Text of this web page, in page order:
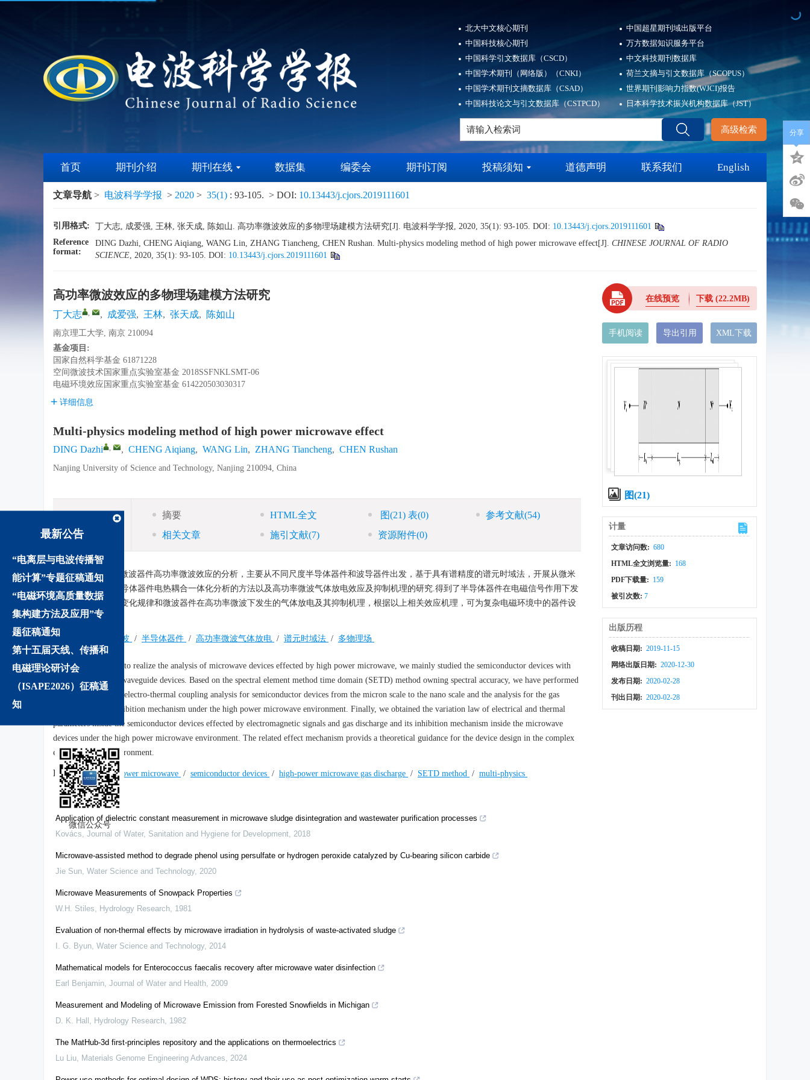
北大中文核心期刊
中国科技核心期刊
中国科学引文数据库（CSCD）
中国学术期刊（网络版）（CNKI）
中国学术期刊文摘数据库（CSAD）
中国科技论文与引文数据库（CSTPCD）
中国超星期刊域出版平台
万方数据知识服务平台
中文科技期刊数据库
荷兰文摘与引文数据库（SCOPUS）
世界期刊影响力指数(WJCI)报告
日本科学技术振兴机构数据库（JST）
高级检索
首页 期刊介绍 期刊在线 数据集 编委会 期刊订阅 投稿须知 道德声明 联系我们 English
最新公告
“电离层与电波传播智
能计算”专题征稿通知
“电磁环境高质量数据
集构建方法及应用”专
题征稿通知
第十五届天线、传播和
电磁理论研讨会
（ISAPE2026）征稿通
知
微信公众号
文章导航 > 电波科学学报 > 2020 > 35(1) : 93-105. > DOI: 10.13443/j.cjors.2019111601
引用格式: 丁大志, 成爱强, 王林, 张天成, 陈如山. 高功率微波效应的多物理场建模方法研究[J]. 电波科学学报, 2020, 35(1): 93-105. DOI: 10.13443/j.cjors.2019111601
Reference
format:
DING Dazhi, CHENG Aiqiang, WANG Lin, ZHANG Tiancheng, CHEN Rushan. Multi-physics modeling method of high power microwave effect[J]. CHINESE JOURNAL OF RADIO
SCIENCE, 2020, 35(1): 93-105. DOI: 10.13443/j.cjors.2019111601
高功率微波效应的多物理场建模方法研究
丁大志 , , 成爱强, 王林, 张天成, 陈如山
南京理工大学, 南京 210094
基金项目:
国家自然科学基金 61871228
空间微波技术国家重点实验室基金 2018SSFNKLSMT-06
电磁环境效应国家重点实验室基金 614220503030317
详细信息
Multi-physics modeling method of high power microwave effect
DING Dazhi , , CHENG Aiqiang, WANG Lin, ZHANG Tiancheng, CHEN Rushan
Nanjing University of Science and Technology, Nanjing 210094, China
摘要 HTML全文 图(21) 表(0) 参考文献(54)
相关文章
施引文献(7) 资源附件(0)
摘要:为了实现对微波器件高功率微波效应的分析，主要从不同尺度半导体器件和波导器件出发，基于具有谱精度的谱元时域法，开展从微米
尺度到纳米尺度半导体器件电热耦合一体化分析的方法以及高功率微波气体放电效应及抑制机理的研究.得到了半导体器件在电磁信号作用下发
生的电热参数分布变化规律和微波器件在高功率微波下发生的气体放电及其抑制机理，根据以上相关效应机理，可为复杂电磁环境中的器件设
计提供理论指导.
关键词: 高功率微波 / 半导体器件 / 高功率微波气体放电 / 谱元时域法 / 多物理场
Abstract:
In order to realize the analysis of microwave devices effected by high power microwave, we mainly studied the semiconductor devices with
different scales and waveguide devices. Based on the spectral element method time domain (SETD) method owning spectral accuracy, we have performed
the investigations of electro-thermal coupling analysis for semiconductor devices from the micron scale to the nano scale and the analysis for the gas
discharge and its inhibition mechanism under the high power microwave environment. Finally, we obtained the variation law of electrical and thermal
parameters inside the semiconductor devices effected by electromagnetic signals and gas discharge and its inhibition mechanism inside the microwave
devices under the high power microwave environment. The related effect mechanism provids a theoretical guidance for the device design in the complex
electromagnetic environment.
Keywords: high power microwave / semiconductor devices / high-power microwave gas discharge / SETD method / multi-physics
We recommend
Application of dielectric constant measurement in microwave sludge disintegration and wastewater purification processes
Kovács, Journal of Water, Sanitation and Hygiene for Development, 2018
Microwave-assisted method to degrade phenol using persulfate or hydrogen peroxide catalyzed by Cu-bearing silicon carbide
Jie Sun, Water Science and Technology, 2020
Microwave Measurements of Snowpack Properties
W.H. Stiles, Hydrology Research, 1981
Evaluation of non-thermal effects by microwave irradiation in hydrolysis of waste-activated sludge
I. G. Byun, Water Science and Technology, 2014
Mathematical models for Enterococcus faecalis recovery after microwave water disinfection
Earl Benjamin, Journal of Water and Health, 2009
Measurement and Modeling of Microwave Emission from Forested Snowfields in Michigan
D. K. Hall , Hydrology Research, 1982
The MatHub-3d first-principles repository and the applications on thermoelectrics
Lu Liu, Materials Genome Engineering Advances, 2024
在线预览 下载(22.2MB)
手机阅读 导出引用 XML下载
图(21)
计量
文章访问数: 680
HTML全文浏览量: 168
PDF下载量: 159
被引次数:7
出版历程
收稿日期: 2019-11-15
网络出版日期: 2020-12-30
发布日期: 2020-02-28
刊出日期: 2020-02-28
分享